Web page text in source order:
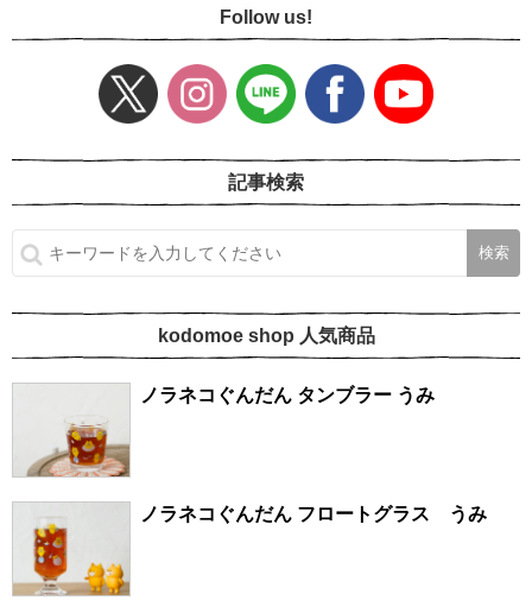
Follow us!
記事検索
kodomoe shop 人気商品
ノラネコぐんだん タンブラー うみ
ノラネコぐんだん フロートグラス うみ